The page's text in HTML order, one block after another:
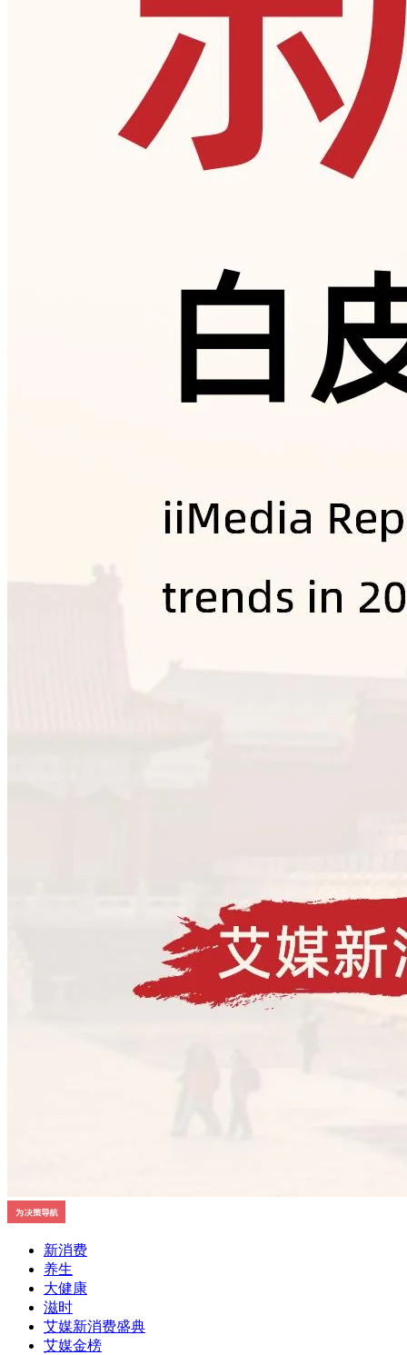
新消费
养生
大健康
滋时
艾媒新消费盛典
艾媒金榜